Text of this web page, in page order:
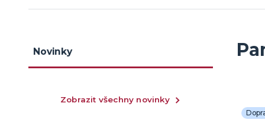
Novinky
Zobrazit všechny novinky